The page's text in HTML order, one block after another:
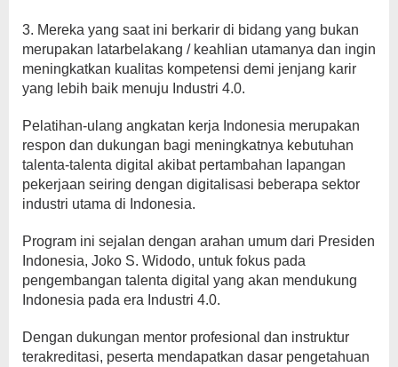
3. Mereka yang saat ini berkarir di bidang yang bukan
merupakan latarbelakang / keahlian utamanya dan ingin
meningkatkan kualitas kompetensi demi jenjang karir
yang lebih baik menuju Industri 4.0.
Pelatihan-ulang angkatan kerja Indonesia merupakan
respon dan dukungan bagi meningkatnya kebutuhan
talenta-talenta digital akibat pertambahan lapangan
pekerjaan seiring dengan digitalisasi beberapa sektor
industri utama di Indonesia.
Program ini sejalan dengan arahan umum dari Presiden
Indonesia, Joko S. Widodo, untuk fokus pada
pengembangan talenta digital yang akan mendukung
Indonesia pada era Industri 4.0.
Dengan dukungan mentor profesional dan instruktur
terakreditasi, peserta mendapatkan dasar pengetahuan